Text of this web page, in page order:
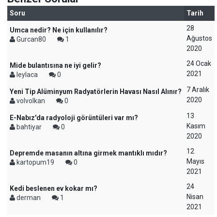
Soru Tarih
Umca nedir? Ne için kullanılır?
Gurcan80
1
28
Ağustos
2020
Mide bulantısına ne iyi gelir?
leylaca
0
24 Ocak
2021
Yeni Tip Alüminyum Radyatörlerin Havası Nasıl Alınır?
volvolkan
0
7 Aralık
2020
E-Nabız'da radyoloji görüntüleri var mı?
bahtiyar
0
13
Kasım
2020
Depremde masanın altına girmek mantıklı mıdır?
kartopum19
0
12
Mayıs
2021
Kedi beslenen ev kokar mı?
derman
1
24
Nisan
2021